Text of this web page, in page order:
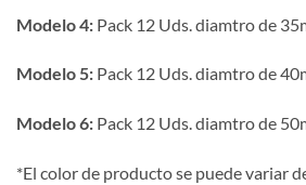
Modelo 4: Pack 12 Uds. diamtro de
Modelo 5: Pack 12 Uds. diamtro de
Modelo 6: Pack 12 Uds. diamtro de
*El color de producto se puede variar